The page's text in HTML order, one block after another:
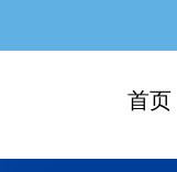
首页